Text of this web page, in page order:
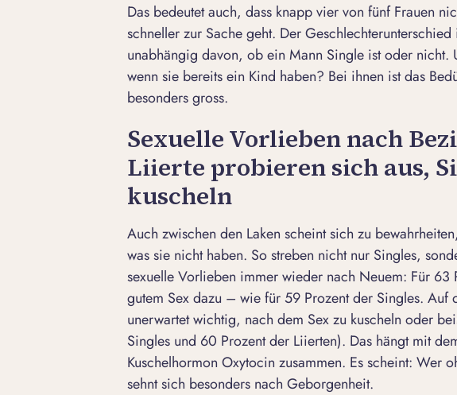
Das bedeutet auch, dass knapp vier von fünf Frauen
schneller zur Sache geht. Der
unabhängig davon, ob ein Mann Single ist oder nicht.
wenn sie bereits ein Kind haben? Bei ihnen ist das
besonders gross.
Sexuelle Vorlieben nach
Liierte probieren sich aus,
kuscheln
Auch zwischen den Laken scheint sich zu
was sie nicht haben. So streben nicht nur Singles,
sexuelle Vorlieben immer wieder nach Neuem: Für 63
gutem Sex dazu – wie für 59 Prozent der Singles. Auf
unerwartet wichtig, nach dem Sex zu kuscheln oder
Singles und 60 Prozent der Liierten). Das hängt mit
Kuschelhormon Oxytocin zusammen. Es scheint: Wer
sehnt sich besonders nach Geborgenheit.